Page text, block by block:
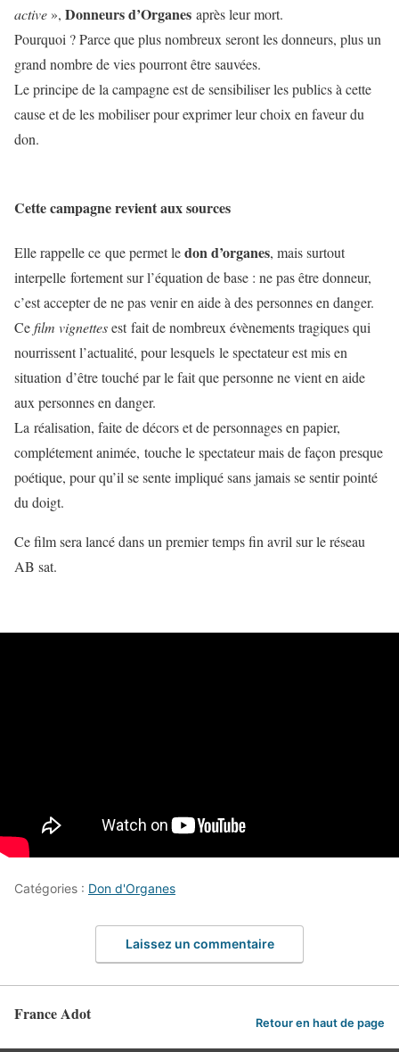
active », Donneurs d’Organes après leur mort.
Pourquoi ? Parce que plus nombreux seront les donneurs, plus un
grand nombre de vies pourront être sauvées.
Le principe de la campagne est de sensibiliser les publics à cette
cause et de les mobiliser pour exprimer leur choix en faveur du
don.
Cette campagne revient aux sources
Elle rappelle ce que permet ledon d’organes, mais surtout
interpelle fortement sur l’équation de base : ne pas être donneur,
c’est accepter de ne pas venir en aide à des personnes en danger.
Cefilm vignettesest fait de nombreux évènements tragiques qui
nourrissent l’actualité, pour lesquels le spectateur est mis en
situation d’être touché par le fait que personne ne vient en aide
aux personnes en danger.
La réalisation, faite de décors et de personnages en papier,
complétement animée, touche le spectateur mais de façon presque
poétique, pour qu’il se sente impliqué sans jamais se sentir pointé
du doigt.
Ce film sera lancé dans un premier temps fin avril sur le réseau
AB sat.
Catégories : Don d'Organes
Laissez un commentaire
France Adot Retour en haut de page